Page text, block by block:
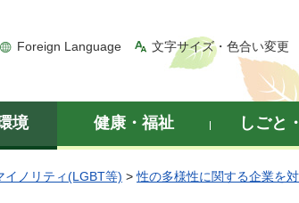
Foreign Language 文字サイズ・色合い変更
境 健康・福祉 しごと
イノリティ(LGBT等) >性の多様性に関する企業を